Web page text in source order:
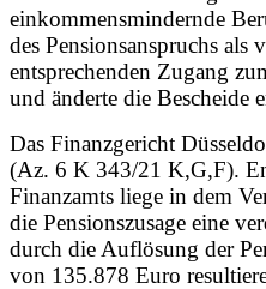
einkommensmindernde
des Pensionsanspruchs als
entsprechenden Zugang
und änderte die Bescheide
Das Finanzgericht
(Az. 6 K 343/21 K,G,F).
Finanzamts liege in dem
die Pensionszusage eine
durch die Auflösung der
von 135.878 Euro